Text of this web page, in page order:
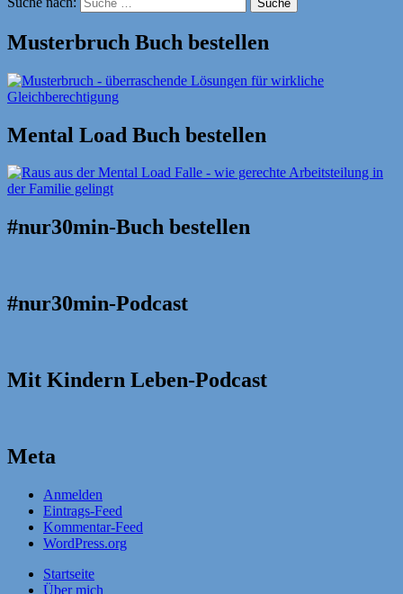
Suche
Musterbruch Buch bestellen
Mental Load Buch bestellen
#nur30min-Buch bestellen
#nur30min-Podcast
Mit Kindern Leben-Podcast
Meta
Anmelden
Eintrags-Feed
Kommentar-Feed
WordPress.org
Startseite
Über mich